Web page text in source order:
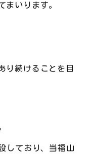
まいります。
り続けることを目
しており、当福山